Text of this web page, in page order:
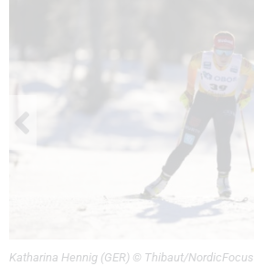
Katharina Hennig (GER) © Thibaut/NordicFocus